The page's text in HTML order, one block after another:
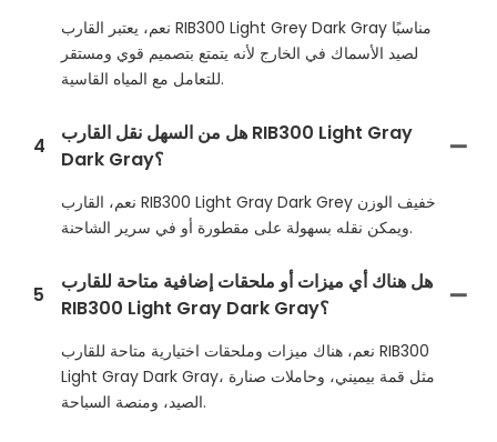
نعم، يعتبر القارب RIB300 Light Grey Dark Gray مناسبًا
لصيد الأسماك في الخارج لأنه يتمتع بتصميم قوي ومستقر
للتعامل مع المياه القاسية.
4
هل من السهل نقل القارب RIB300 Light Gray
Dark Gray؟
نعم، القارب RIB300 Light Gray Dark Grey خفيف الوزن
ويمكن نقله بسهولة على مقطورة أو في سرير الشاحنة.
5
هل هناك أي ميزات أو ملحقات إضافية متاحة للقارب
RIB300 Light Gray Dark Gray؟
نعم، هناك ميزات وملحقات اختيارية متاحة للقارب RIB300
Light Gray Dark Gray، مثل قمة بيميني، وحاملات صنارة
الصيد، ومنصة السباحة.